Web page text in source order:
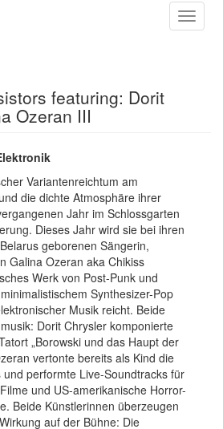
featuring: Dorit
Ozeran III
Variantenreichtum am
die dichte Atmosphäre ihrer
Jahr im Schlossgarten
Dieses Jahr wird sie bei ihren
geborenen Sängerin,
Galina Ozeran aka Chikiss
Werk von Post-Punk und
Synthesizer-Pop
Musik reicht. Beide
Dorit Chrysler komponierte
„Borowski und das Haupt der
vertonte bereits als Kind die
performte Live-Soundtracks für
und US-amerikanische Horror-
Beide Künstlerinnen überzeugen
auf der Bühne: Die